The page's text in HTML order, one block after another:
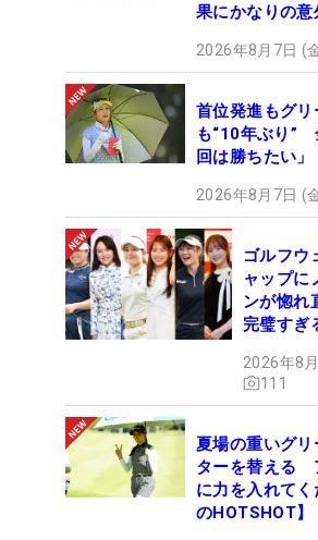
果にかなりの意
2026年8月7日 (
首位発進もグ
も“10年ぶり”
回は勝ちたい」
2026年8月7日 (
ゴルフウ
ャップに
ンが惚れ
完璧すぎ
2026年8
111
夏場の重いグ
ターを替える
に力を入れて
のHOTSHOT】